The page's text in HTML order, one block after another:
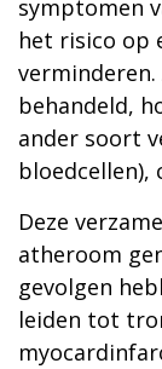
symptomen
het risico op
behandeld,
ander soort
bloedcellen),
Deze
atheroom
gevolgen
leiden tot